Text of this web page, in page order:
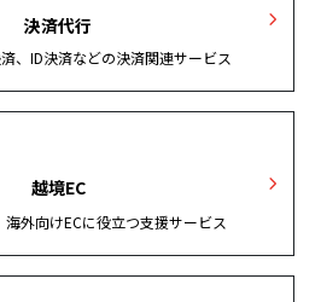
決済代行
、ID決済などの決済関連サービス
越境EC
外向けECに役立つ支援サービス